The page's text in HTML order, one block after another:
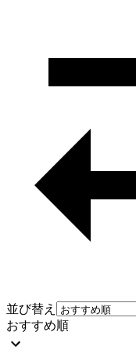
並び替え
おすすめ順